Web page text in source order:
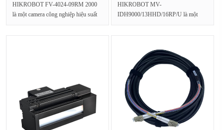
HIKROBOT FV-4024-09RM 2000
là một camera công nghiệp hiệu suất
HIKROBOT MV-
IDH9000/13HHD/16RP/U là một